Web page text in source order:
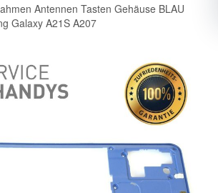
Antennen Tasten Gehäuse BLAU
Galaxy A21S A207